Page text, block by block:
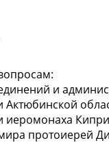
и
иеромонаха
протоиерей